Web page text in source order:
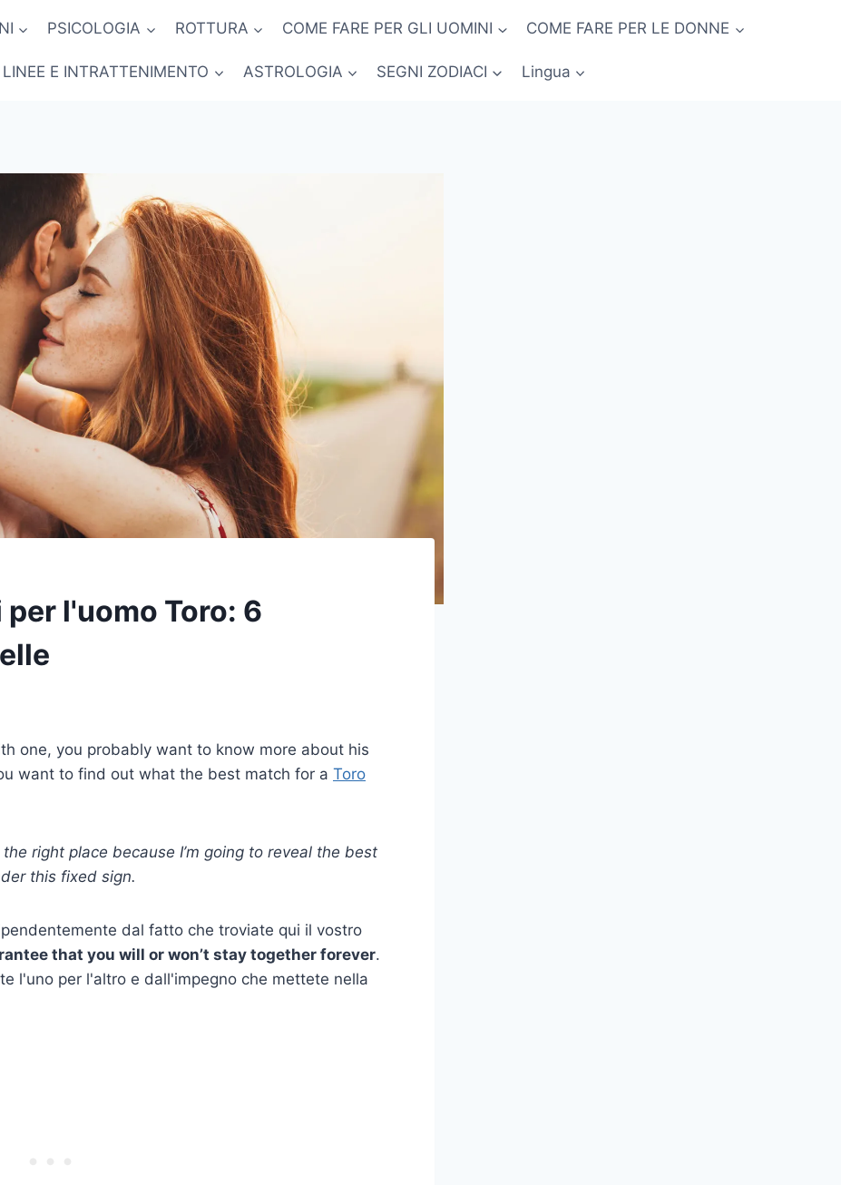
PSICOLOGIA ROTTURA COME FARE PER GLI UOMINI COME FARE PER LE DONNE
LINEE E INTRATTENIMENTO ASTROLOGIA SEGNI ZODIACI Lingua
l'uomo Toro: 6
one, you probably want to know more about his
want to find out what the best match for a Toro
the right place because I’m going to reveal the best
this fixed sign.
dal fatto che troviate qui il vostro
that you will or won’t stay together forever.
l'uno per l'altro e dall'impegno che mettete nella